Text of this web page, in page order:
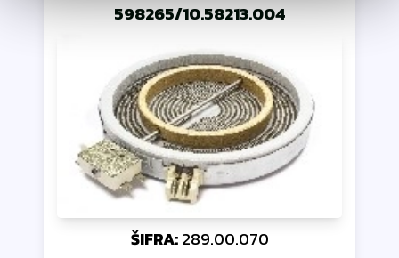
598265/10.58213.004
ŠIFRA: 289.00.070